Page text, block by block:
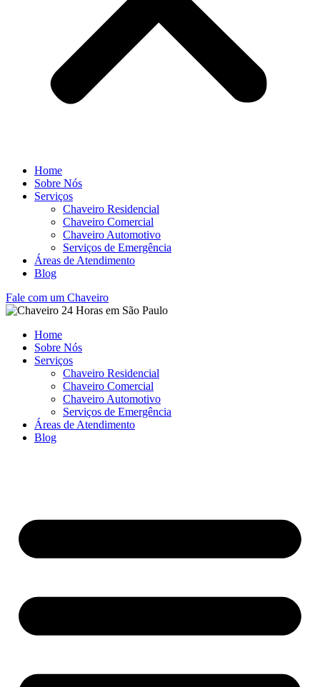
Home
Sobre Nós
Serviços
Chaveiro Residencial
Chaveiro Comercial
Chaveiro Automotivo
Serviços de Emergência
Áreas de Atendimento
Blog
Fale com um Chaveiro
Home
Sobre Nós
Serviços
Chaveiro Residencial
Chaveiro Comercial
Chaveiro Automotivo
Serviços de Emergência
Áreas de Atendimento
Blog